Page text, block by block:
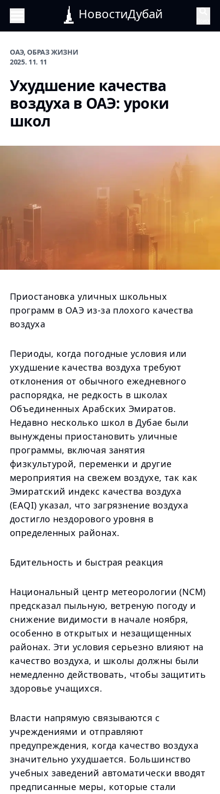
НовостиДубай
ОАЭ, ОБРАЗ ЖИЗНИ
2025. 11. 11
Ухудшение качества
воздуха в ОАЭ: уроки
школ
Приостановка уличных школьных
программ в ОАЭ из-за плохого качества
воздуха
Периоды, когда погодные условия или
ухудшение качества воздуха требуют
отклонения от обычного ежедневного
распорядка, не редкость в школах
Объединенных Арабских Эмиратов.
Недавно несколько школ в Дубае были
вынуждены приостановить уличные
программы, включая занятия
физкультурой, переменки и другие
мероприятия на свежем воздухе, так как
Эмиратский индекс качества воздуха
(EAQI) указал, что загрязнение воздуха
достигло нездорового уровня в
определенных районах.
Бдительность и быстрая реакция
Национальный центр метеорологии (NCM)
предсказал пыльную, ветреную погоду и
снижение видимости в начале ноября,
особенно в открытых и незащищенных
районах. Эти условия серьезно влияют на
качество воздуха, и школы должны были
немедленно действовать, чтобы защитить
здоровье учащихся.
Власти напрямую связываются с
учреждениями и отправляют
предупреждения, когда качество воздуха
значительно ухудшается. Большинство
учебных заведений автоматически вводят
предписанные меры, которые стали